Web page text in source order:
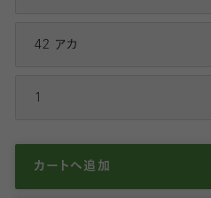
42 アカ
カートへ追加